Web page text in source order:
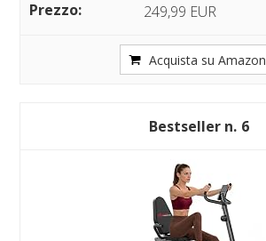
249,99 EUR
Acquista su Amazon
6